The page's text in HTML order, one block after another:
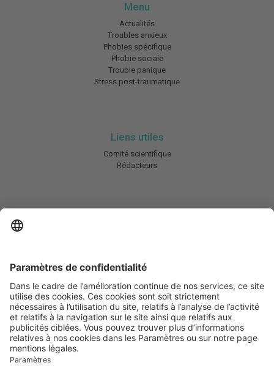
Menu
Actualités
Troubles anxieux
Phobies spécifique
Phobie sociale
Trouble panique
Stress post-traumatique
Liens utiles
Comité scientifique
Rédacteurs
Contactez-nous
Abonnez-vous à notre newsletter
Informez-moi